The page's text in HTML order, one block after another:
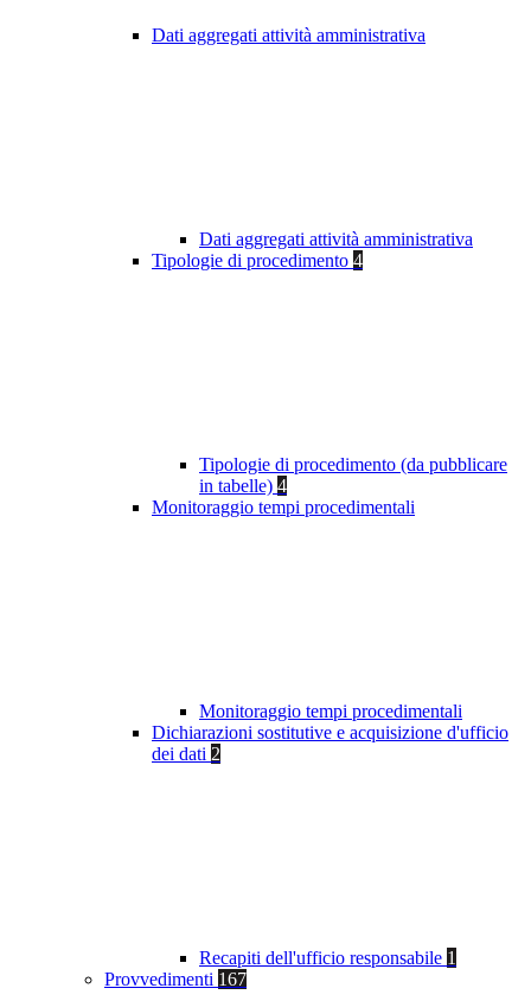
Dati aggregati attività amministrativa
Dati aggregati attività amministrativa
Tipologie di procedimento 4
Tipologie di procedimento (da pubblicare
in tabelle) 4
Monitoraggio tempi procedimentali
Monitoraggio tempi procedimentali
Dichiarazioni sostitutive e acquisizione d'ufficio
dei dati 2
Recapiti dell'ufficio responsabile 1
Provvedimenti 167